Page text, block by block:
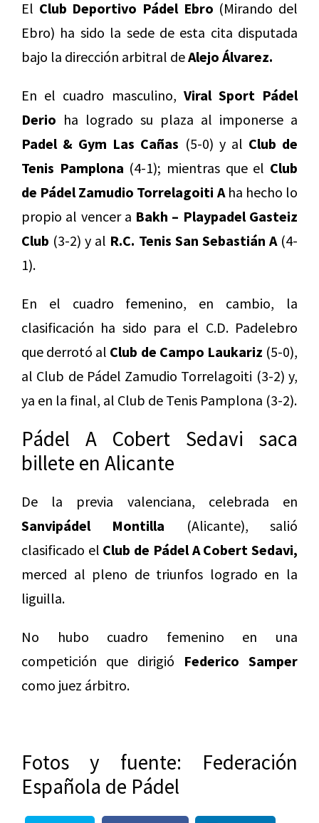
El Club Deportivo Pádel Ebro (Mirando del
Ebro) ha sido la sede de esta cita disputada
bajo la dirección arbitral deAlejo Álvarez.
En el cuadro masculino, Viral Sport Pádel
Derio ha logrado su plaza al imponerse a
Padel & Gym Las Cañas (5-0) y al Club de
Tenis Pamplona (4-1); mientras que el Club
de Pádel Zamudio Torrelagoiti Aha hecho lo
propio al vencer a Bakh – Playpadel Gasteiz
Club (3-2) y al R.C. Tenis San Sebastián A(4-
1).
En el cuadro femenino, en cambio, la
clasificación ha sido para el C.D. Padelebro
que derrotó al Club de Campo Laukariz (5-0),
al Club de Pádel Zamudio Torrelagoiti (3-2) y,
ya en la final, al Club de Tenis Pamplona (3-2).
Pádel A Cobert Sedavi saca
billete en Alicante
De la previa valenciana, celebrada en
Sanvipádel Montilla (Alicante), salió
clasificado el Club de Pádel A Cobert Sedavi,
merced al pleno de triunfos logrado en la
liguilla.
No hubo cuadro femenino en una
competición que dirigió Federico Samper
como juez árbitro.
Fotos y fuente: Federación
Española de Pádel